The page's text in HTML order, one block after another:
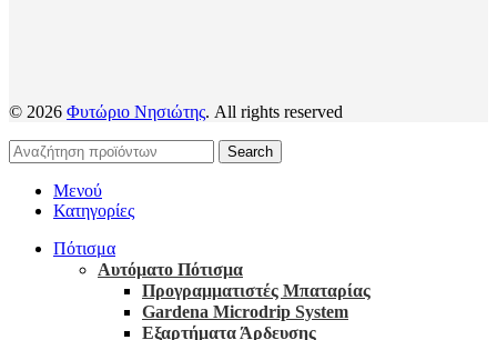
© 2026 Φυτώριο Νησιώτης. All rights reserved
Search
Μενού
Κατηγορίες
Πότισμα
Αυτόματο Πότισμα
Προγραμματιστές Μπαταρίας
Gardena Microdrip System
Εξαρτήματα Άρδευσης